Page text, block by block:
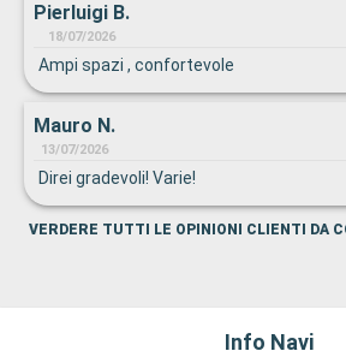
Pierluigi B.
18/07/2026
Ampi spazi , confortevole
Mauro N.
13/07/2026
Direi gradevoli! Varie!
VERDERE TUTTI LE OPINIONI CLIENTI DA
Info Navi